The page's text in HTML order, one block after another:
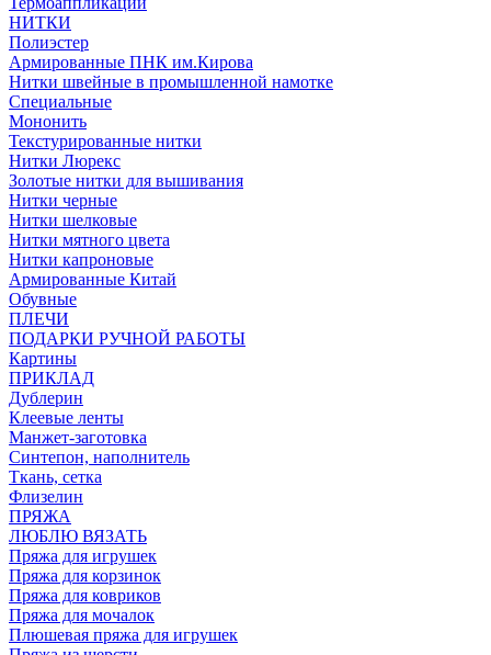
НИТКИ
Полиэстер
Армированные ПНК им.Кирова
Нитки швейные в промышленной намотке
Специальные
Мононить
Текстурированные нитки
Нитки Люрекс
Золотые нитки для вышивания
Нитки черные
Нитки шелковые
Нитки мятного цвета
Нитки капроновые
Армированные Китай
Обувные
ПЛЕЧИ
ПОДАРКИ РУЧНОЙ РАБОТЫ
Картины
ПРИКЛАД
Дублерин
Клеевые ленты
Манжет-заготовка
Синтепон, наполнитель
Ткань, сетка
Флизелин
ПРЯЖА
ЛЮБЛЮ ВЯЗАТЬ
Пряжа для игрушек
Пряжа для корзинок
Пряжа для ковриков
Пряжа для мочалок
Плюшевая пряжа для игрушек